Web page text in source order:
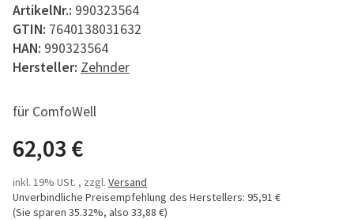
ArtikelNr.: 990323564
GTIN: 7640138031632
HAN: 990323564
Hersteller: Zehnder
für ComfoWell
62,03 €
inkl. 19% USt. , zzgl. Versand
Unverbindliche Preisempfehlung des Herstellers: 95,91 €
(Sie sparen 35.32%, also 33,88 €)